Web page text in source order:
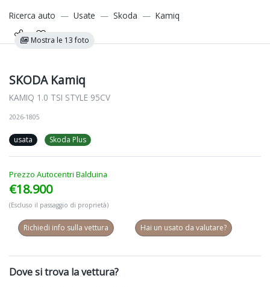
Ricerca auto Usate Skoda Kamiq
Mostra le 13 foto
SKODA Kamiq
KAMIQ 1.0 TSI STYLE 95CV
2026-1805
usata Skoda Plus
Prezzo Autocentri Balduina
€18.900
(Escluso il passaggio di proprietà)
Richiedi info sulla vettura Hai un usato da valutare?
Dove si trova la vettura?